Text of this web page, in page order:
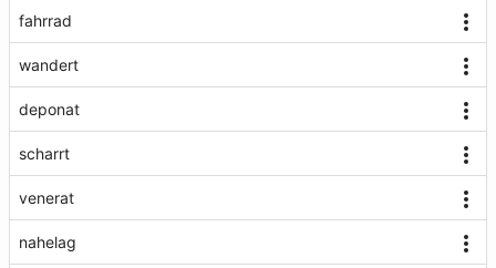
fahrrad
wandert
deponat
scharrt
venerat
nahelag